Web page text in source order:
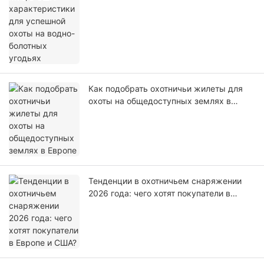
Как подобрать охотничьи жилеты для
охоты на общедоступных землях в
Тенденции в охотничьем снаряжении
2026 года: чего хотят покупатели в